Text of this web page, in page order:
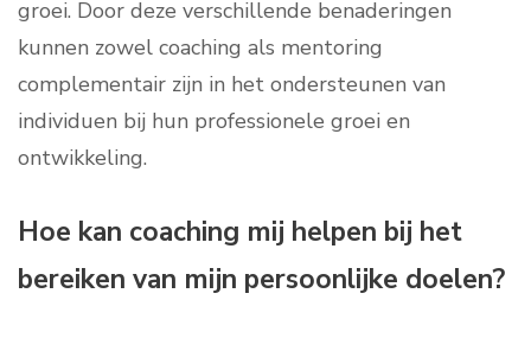
groei. Door deze verschillende benaderingen
kunnen zowel coaching als mentoring
complementair zijn in het ondersteunen van
individuen bij hun professionele groei en
ontwikkeling.
Hoe kan coaching mij helpen bij het
bereiken van mijn persoonlijke doelen?